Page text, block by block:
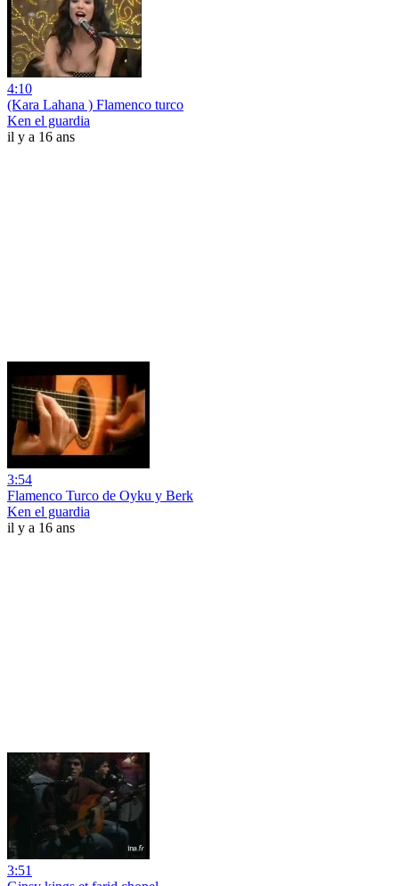
4:10
(Kara Lahana ) Flamenco turco
Ken el guardia
il y a 16 ans
3:54
Flamenco Turco de Oyku y Berk
Ken el guardia
il y a 16 ans
3:51